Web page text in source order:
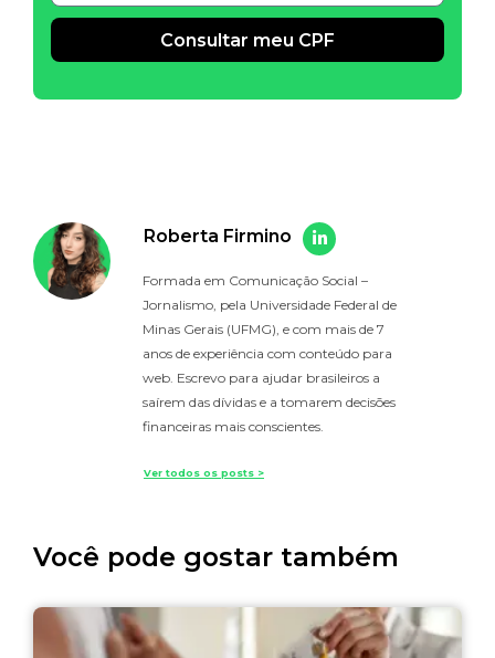
Consultar meu CPF
Roberta Firmino
Formada em Comunicação Social –
Jornalismo, pela Universidade Federal de
Minas Gerais (UFMG), e com mais de 7
anos de experiência com conteúdo para
web. Escrevo para ajudar brasileiros a
saírem das dívidas e a tomarem decisões
financeiras mais conscientes.
Ver todos os posts >
Você pode gostar também